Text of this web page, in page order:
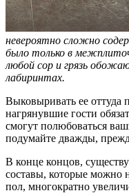
невероятно сложно
было только в
любой сор и грязь
лабиринтах.
Выковыривать ее оттуда
нагрянувшие гости
смогут полюбоваться
подумайте дважды,
В конце концов,
составы, которые можно
пол, многократно